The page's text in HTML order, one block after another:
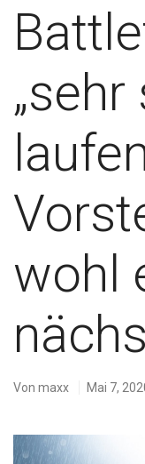
„sehr
wohl
Von maxx Mai 7,